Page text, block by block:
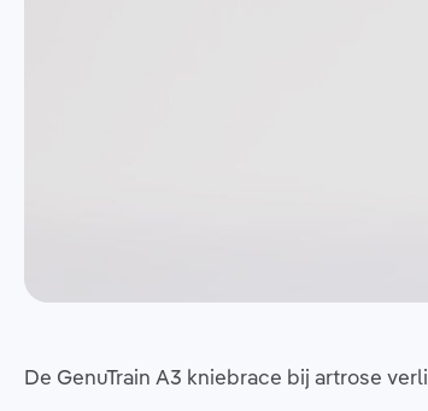
De GenuTrain A3 kniebrace bij artrose